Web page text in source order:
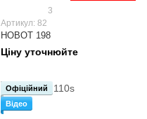
3
Артикул: 82
HOBOT 198
Ціну уточнюйте
Офіційний
Відео